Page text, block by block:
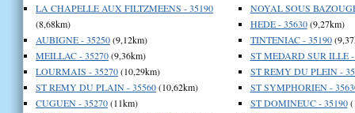
LA CHAPELLE AUX FILTZMEENS - 35190
(8,68km)
AUBIGNE - 35250(9,12km)
MEILLAC - 35270(9,36km)
LOURMAIS - 35270(10,29km)
ST REMY DU PLAIN - 35560(10,62km)
CUGUEN - 35270(11km)
NOYAL SOUS
HEDE - 35630(9,27km)
TINTENIAC - 35190
ST MEDARD SUR ILLE -
ST REMY DU PLEIN -
ST SYMPHORIEN -
ST DOMINEUC - 35190